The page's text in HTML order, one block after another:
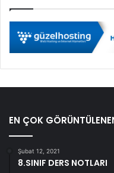
EN ÇOK
Şubat 12, 2021
8.SINIF DERS NOTLARI